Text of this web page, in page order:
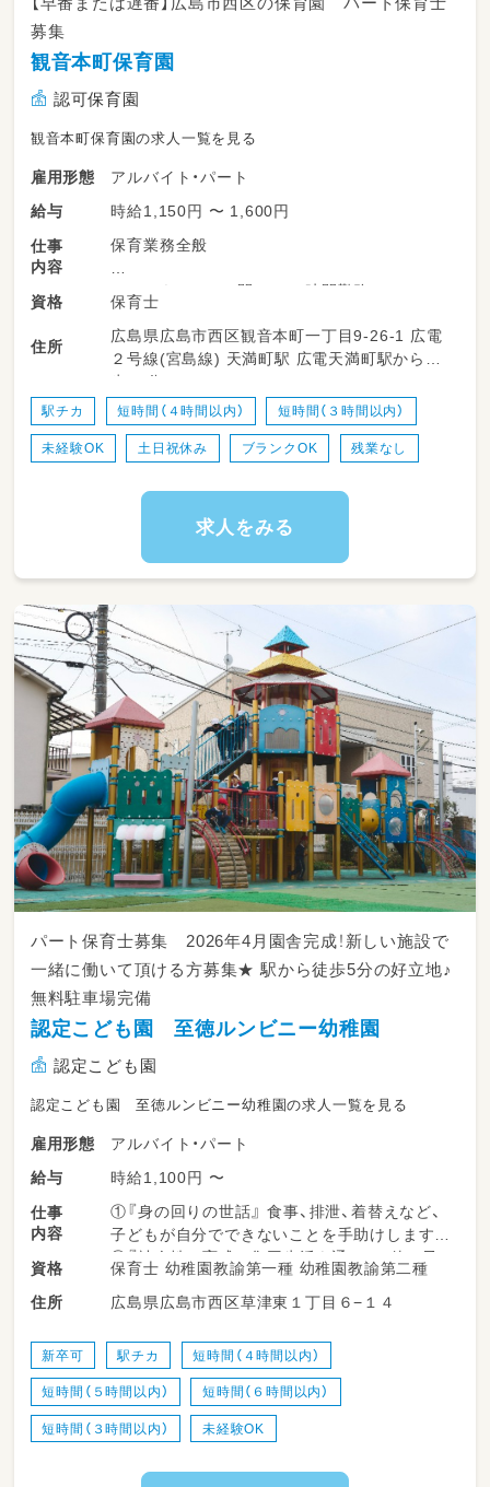
募集
観音本町保育園
認可保育園
観音本町保育園の求人一覧を見る
雇用形態
アルバイト・パート
給与
時給1,150円 〜 1,600円
仕事
内容
保育業務全般
7:30から19:30の間で4～6時間勤務
4時間勤務の場合休憩なし
(実働5時間以上で休憩60分有）
月～土の間で週5日
資格 保育士
住所
広島県広島市西区観音本町一丁目9-26-1 広電
２号線(宮島線) 天満町駅 広電天満町駅から徒
歩10分
駅チカ 短時間（４時間以内） 短時間（３時間以内）
未経験OK 土日祝休み ブランクOK 残業なし
求人をみる
パート保育士募集 2026年4月園舎完成！新しい施設で
一緒に働いて頂ける方募集★ 駅から徒歩5分の好立地♪
無料駐車場完備
認定こども園 至徳ルンビニー幼稚園
認定こども園
認定こども園 至徳ルンビニー幼稚園の求人一覧を見る
雇用形態
アルバイト・パート
給与
時給1,100円 〜
仕事
内容
①『身の回りの世話』 食事、排泄、着替えなど、
子どもが自分でできないことを手助けします。
②『社会性の育成』 集団生活を通じて、他の子
どもとの関わり方やルールを学ばせます。
③『遊びを通じた成長支援』 遊びの時間を通じ
◇登園・降園時の子どもたちの元気な受け入れ・
見送り
◇お散歩や外遊びでの安全な見守り
◇食事や着替え、排泄などの基本的な生活習慣
資格
保育士 幼稚園教諭第一種 幼稚園教諭第二種
住所
広島県広島市西区草津東１丁目６−１４
新卒可 駅チカ 短時間（４時間以内）
短時間（５時間以内） 短時間（６時間以内）
短時間（３時間以内） 未経験OK